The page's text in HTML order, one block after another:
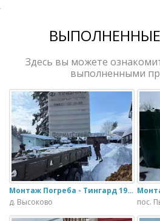
Здесь вы можете
выполненными
Монтаж Погреба - Тингард 1900
д. Высоково
пос.